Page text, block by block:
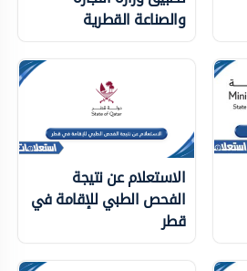
والصناعة القطرية
الاستعلام عن نتيجة
الفحص الطبي للإقامة في
قطر